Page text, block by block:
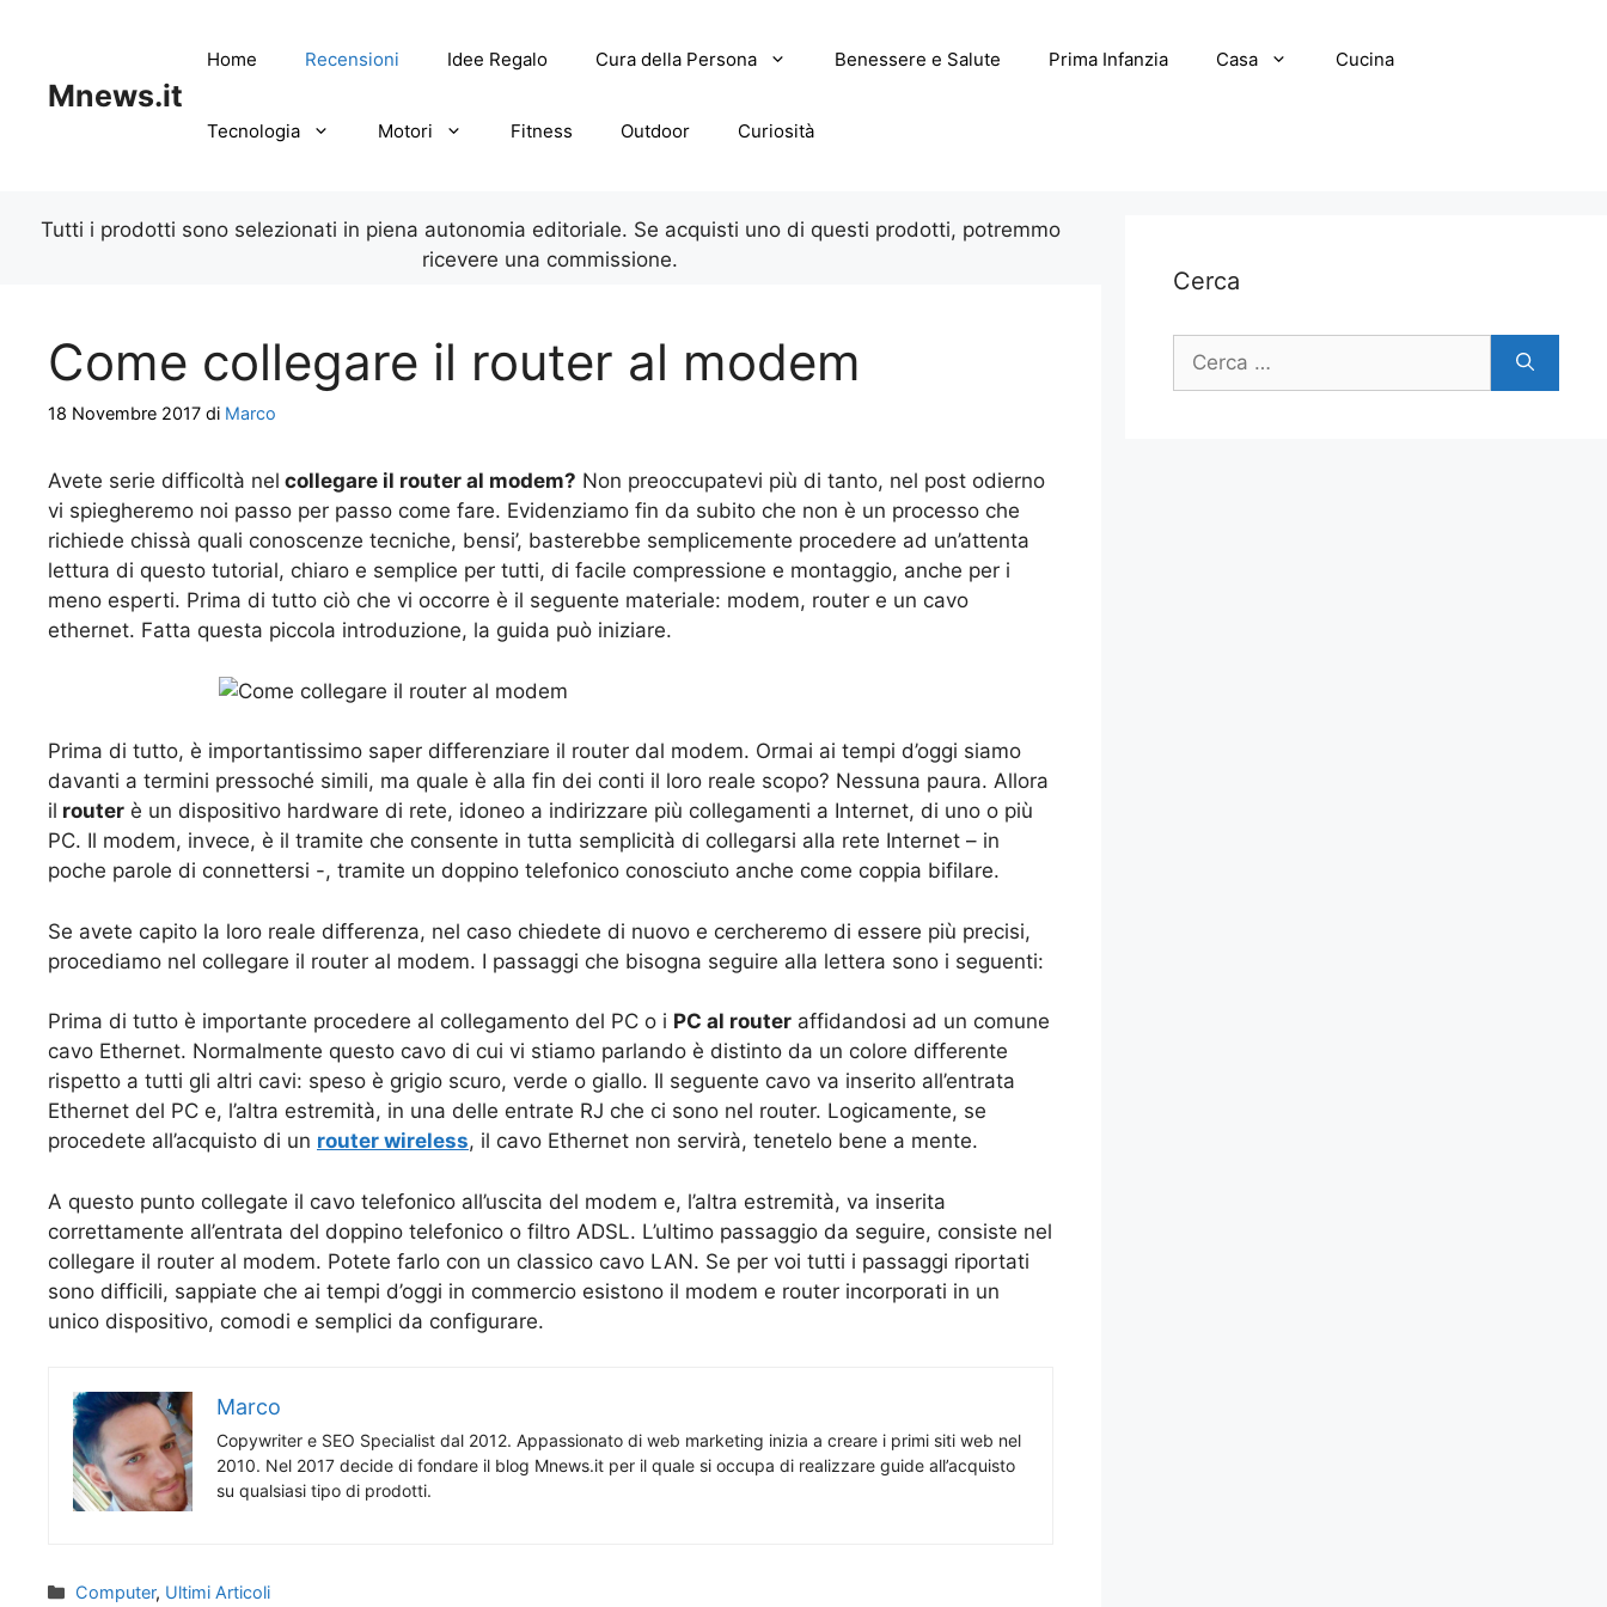
Mnews.it
Home Recensioni Idee Regalo Cura della Persona Benessere e Salute Prima Infanzia Casa Cucina
Tecnologia Motori Fitness Outdoor Curiosità
Tutti i prodotti sono selezionati in piena autonomia editoriale. Se acquisti uno di questi prodotti, potremmo
ricevere una commissione.
Come collegare il router al modem
18 Novembre 2017 di Marco
Avete serie difficoltà nel collegare il router al modem? Non preoccupatevi più di tanto, nel post odierno
vi spiegheremo noi passo per passo come fare. Evidenziamo fin da subito che non è un processo che
richiede chissà quali conoscenze tecniche, bensi’, basterebbe semplicemente procedere ad un’attenta
lettura di questo tutorial, chiaro e semplice per tutti, di facile compressione e montaggio, anche per i
meno esperti. Prima di tutto ciò che vi occorre è il seguente materiale: modem, router e un cavo
ethernet. Fatta questa piccola introduzione, la guida può iniziare.
Prima di tutto, è importantissimo saper differenziare il router dal modem. Ormai ai tempi d’oggi siamo
davanti a termini pressoché simili, ma quale è alla fin dei conti il loro reale scopo? Nessuna paura. Allora
il router è un dispositivo hardware di rete, idoneo a indirizzare più collegamenti a Internet, di uno o più
PC. Il modem, invece, è il tramite che consente in tutta semplicità di collegarsi alla rete Internet – in
poche parole di connettersi -, tramite un doppino telefonico conosciuto anche come coppia bifilare.
Se avete capito la loro reale differenza, nel caso chiedete di nuovo e cercheremo di essere più precisi,
procediamo nel collegare il router al modem. I passaggi che bisogna seguire alla lettera sono i seguenti:
Prima di tutto è importante procedere al collegamento del PC o i PC al router affidandosi ad un comune
cavo Ethernet. Normalmente questo cavo di cui vi stiamo parlando è distinto da un colore differente
rispetto a tutti gli altri cavi: speso è grigio scuro, verde o giallo. Il seguente cavo va inserito all’entrata
Ethernet del PC e, l’altra estremità, in una delle entrate RJ che ci sono nel router. Logicamente, se
procedete all’acquisto di un router wireless, il cavo Ethernet non servirà, tenetelo bene a mente.
A questo punto collegate il cavo telefonico all’uscita del modem e, l’altra estremità, va inserita
correttamente all’entrata del doppino telefonico o filtro ADSL. L’ultimo passaggio da seguire, consiste nel
collegare il router al modem. Potete farlo con un classico cavo LAN. Se per voi tutti i passaggi riportati
sono difficili, sappiate che ai tempi d’oggi in commercio esistono il modem e router incorporati in un
unico dispositivo, comodi e semplici da configurare.
Marco
Copywriter e SEO Specialist dal 2012. Appassionato di web marketing inizia a creare i primi siti web nel
2010. Nel 2017 decide di fondare il blog Mnews.it per il quale si occupa di realizzare guide all’acquisto
su qualsiasi tipo di prodotti.
Categorie
Computer, Ultimi Articoli
Cerca
Ricerca